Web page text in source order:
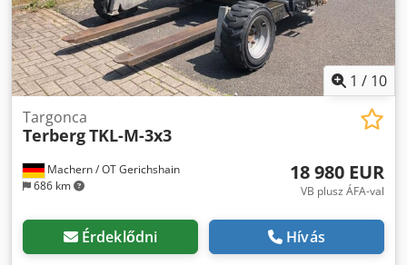
1 / 10
Machern / OT Gerichshain
686 km
Targonca
TerbergTKL-M-3x3
18 980 EUR
VB plusz ÁFA-val
Érdeklődni Hívás